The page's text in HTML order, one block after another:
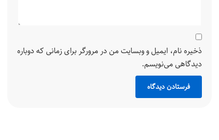
ذخیره نام، ایمیل و وبسایت من در مرورگر برای زمانی که دوباره
دیدگاهی می‌نویسم.